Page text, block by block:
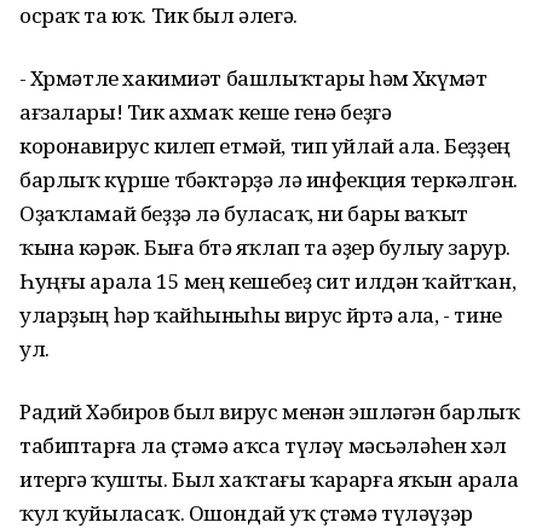
осраҡ та юҡ. Тик был әлегә.
- Хөрмәтле хакимиәт башлыҡтары һәм Хөкүмәт
ағзалары! Тик ахмаҡ кеше генә беҙгә
коронавирус килеп етмәй, тип уйлай ала. Беҙҙең
барлыҡ күрше төбәктәрҙә лә инфекция теркәлгән.
Оҙаҡламай беҙҙә лә буласаҡ, ни бары ваҡыт
ҡына кәрәк. Быға бөтә яҡлап та әҙер булыу зарур.
Һуңғы арала 15 мең кешебеҙ сит илдән ҡайтҡан,
уларҙың һәр ҡайһыныһы вирус йөрөтә ала, - тине
ул.
Радий Хәбиров был вирус менән эшләгән барлыҡ
табиптарға ла өҫтәмә аҡса түләү мәсьәләһен хәл
итергә ҡушты. Был хаҡтағы ҡарарға яҡын арала
ҡул ҡуйыласаҡ. Ошондай уҡ өҫтәмә түләүҙәр